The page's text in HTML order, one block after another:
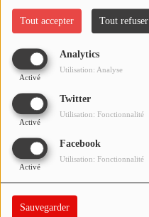
Tout accepter Tout refuser
Analytics
Activé
Utilisation: Analyse
Twitter
Activé
Utilisation: Fonctionnalité
Facebook
Activé
Utilisation: Fonctionnalité
Sauvegarder
ANNONCEURS & ESPACE
VOTRE PUBLICITÉ SUR
LOCATION DE STUDIOS
ÉDUCATION AUX MÉDIAS ET
L'INFORMATION
EN QUOI ÇA CONSISTE ?
ÉCOUTEZ LES PRODUCTIONS
Il semble que la page que